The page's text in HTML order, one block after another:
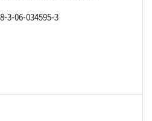
3-06-034595-3